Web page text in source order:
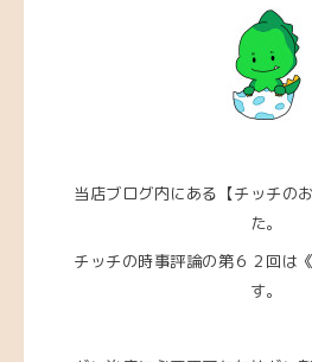
当店ブログ内にある【チッチの
た。
チッチの時事評論の第６２回は
す。